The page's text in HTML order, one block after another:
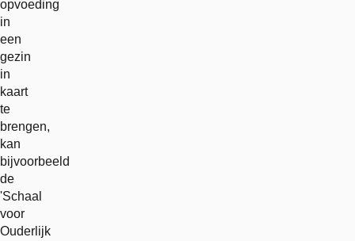
opvoeding
in
een
gezin
in
kaart
te
brengen,
kan
bijvoorbeeld
de
'Schaal
voor
Ouderlijk